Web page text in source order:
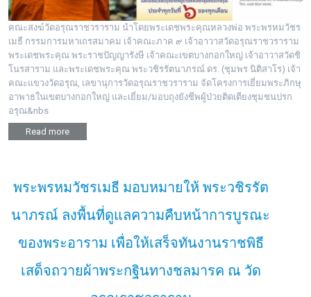
คณะสงฆ์วัดอรุณราชวราราม นำโดยพระเดชพระคุณหลวงพ่อ พระพรหมวัชร
เมธี กรรมการมหาเถรสมาคม เจ้าคณะภาค ๙ เจ้าอาวาสวัดอรุณราชวราราม
พระเดชพระคุณ พระราชปัญญารังษี เจ้าคณะเขตบางกอกใหญ่ เจ้าอาวาสวัดชิ
โนรสาราม และพระเดชพระคุณ พระวชิรรัตนาภรณ์ ดร. (ชุมพร นิติสาโร) เจ้า
คณะแขวงวัดอรุณ, เลขานุการวัดอรุณราชวราราม จัดโครงการเยี่ยมพระภิกษุ
อาพาธในเขตบางกอกใหญ่ และเยี่ยม/มอบถุงยังชีพผู้ป่วยติดเตียงชุมชนปรก
อรุณ&nbs
Read more
พระพรหมวัชรเมธี มอบหมายให้ พระวชิรรัต
นาภรณ์ ลงพื้นที่ดูแลความคืบหน้าการบูรณะ
ของพระอาราม เพื่อให้เสร็จทันงานราชพิธี
เสด็จถวายผ้าพระกฐินทางชลมารค ณ วัด